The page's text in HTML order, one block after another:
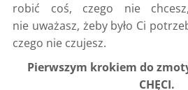
robić coś, czego nie
nie uważasz, żeby było Ci
czego nie czujesz.
Pierwszym krokiem do
CHĘCI.